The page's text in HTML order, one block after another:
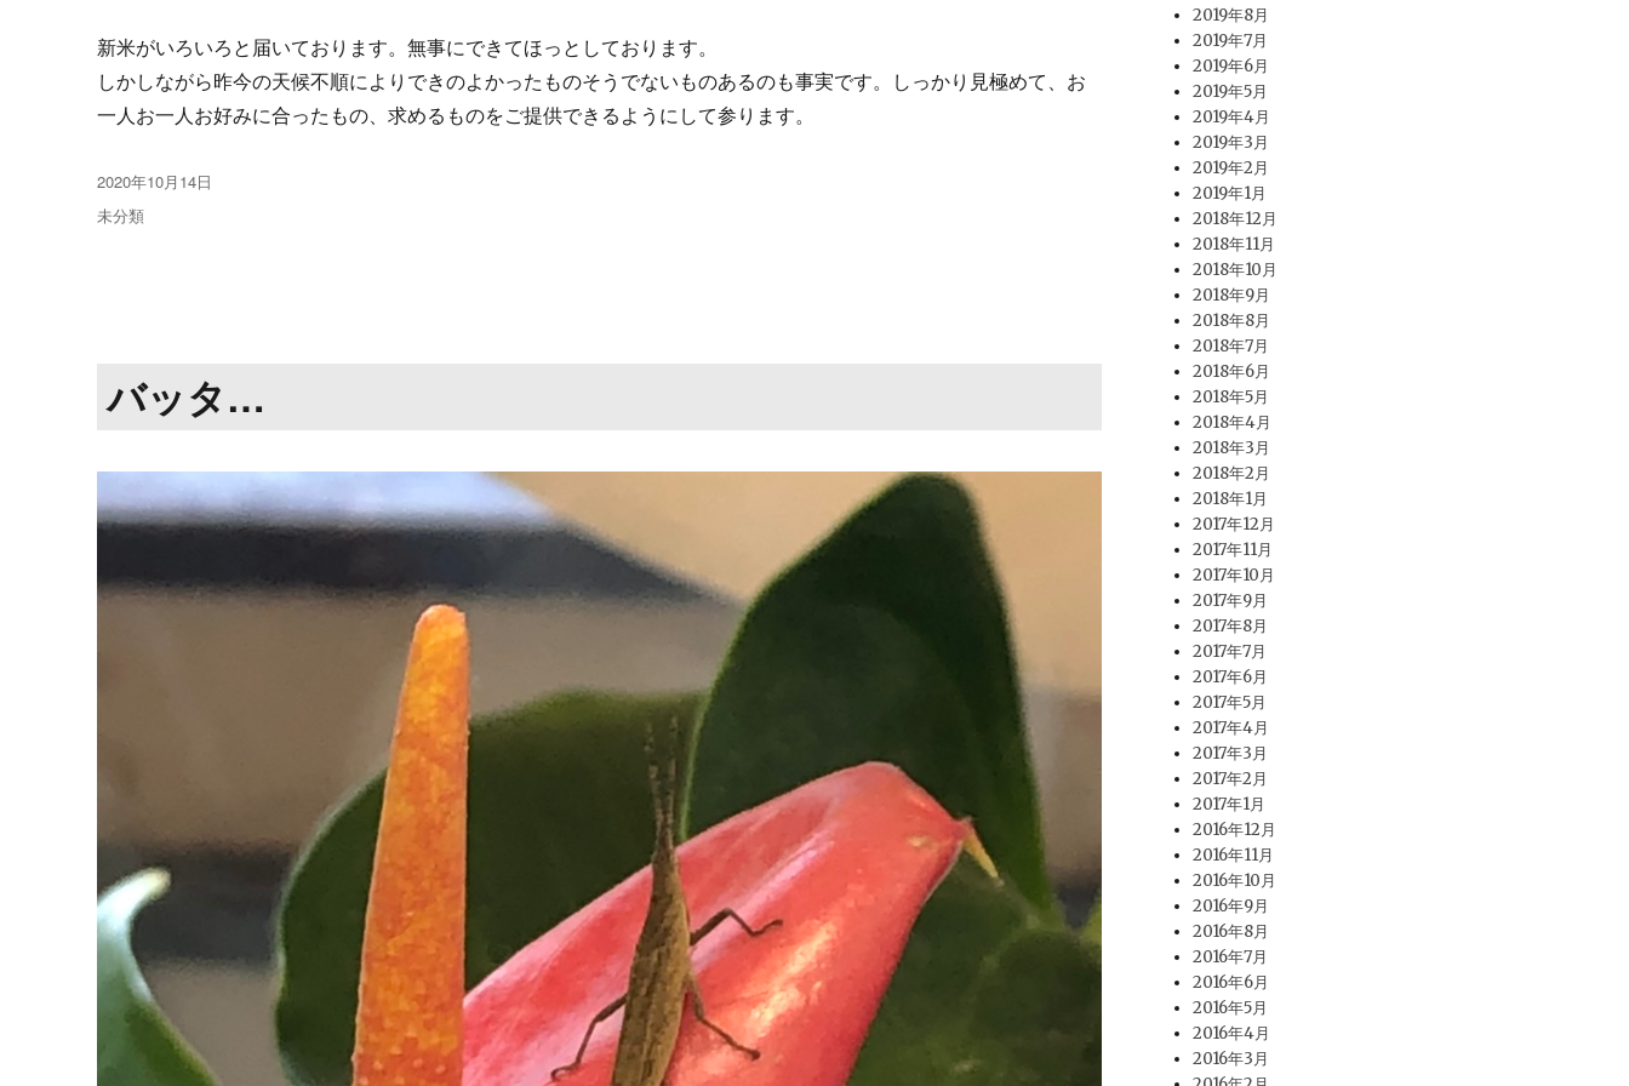
新米がいろいろと届いております。無事にできてほっとしております。
しかしながら昨今の天候不順によりできのよかったものそうでないものあるのも事実です。しっかり見極めて、お
一人お一人お好みに合ったもの、求めるものをご提供できるようにして参ります。
投
稿
日:
2020年10月14日
カ
未分類
バッタ…
2019年8月
2019年7月
2019年6月
2019年5月
2019年4月
2019年3月
2019年2月
2019年1月
2018年12月
2018年11月
2018年10月
2018年9月
2018年8月
2018年7月
2018年6月
2018年5月
2018年4月
2018年3月
2018年2月
2018年1月
2017年12月
2017年11月
2017年10月
2017年9月
2017年8月
2017年7月
2017年6月
2017年5月
2017年4月
2017年3月
2017年2月
2017年1月
2016年12月
2016年11月
2016年10月
2016年9月
2016年8月
2016年7月
2016年6月
2016年5月
2016年4月
2016年3月